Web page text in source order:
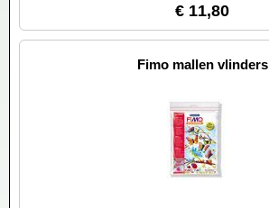
€ 11,80
Fimo mallen vlinders